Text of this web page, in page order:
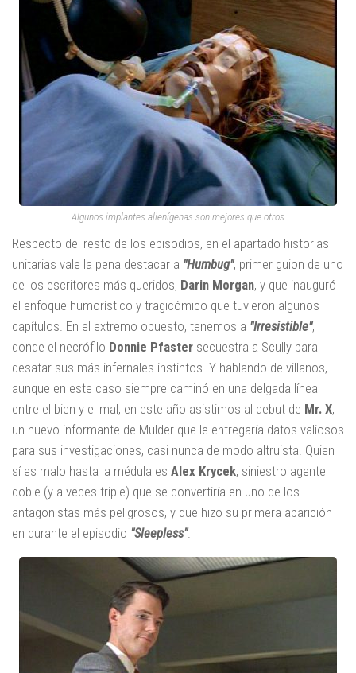
Algunos implantes alienígenas son mejores que otros
Respecto del resto de los episodios, en el apartado historias
unitarias vale la pena destacar a "Humbug", primer guion de uno
de los escritores más queridos, Darin Morgan, y que inauguró
el enfoque humorístico y tragicómico que tuvieron algunos
capítulos. En el extremo opuesto, tenemos a "Irresistible",
donde el necrófilo Donnie Pfaster secuestra a Scully para
desatar sus más infernales instintos. Y hablando de villanos,
aunque en este caso siempre caminó en una delgada línea
entre el bien y el mal, en este año asistimos al debut de Mr. X,
un nuevo informante de Mulder que le entregaría datos valiosos
para sus investigaciones, casi nunca de modo altruista. Quien
sí es malo hasta la médula es Alex Krycek, siniestro agente
doble (y a veces triple) que se convertiría en uno de los
antagonistas más peligrosos, y que hizo su primera aparición
en durante el episodio "Sleepless".